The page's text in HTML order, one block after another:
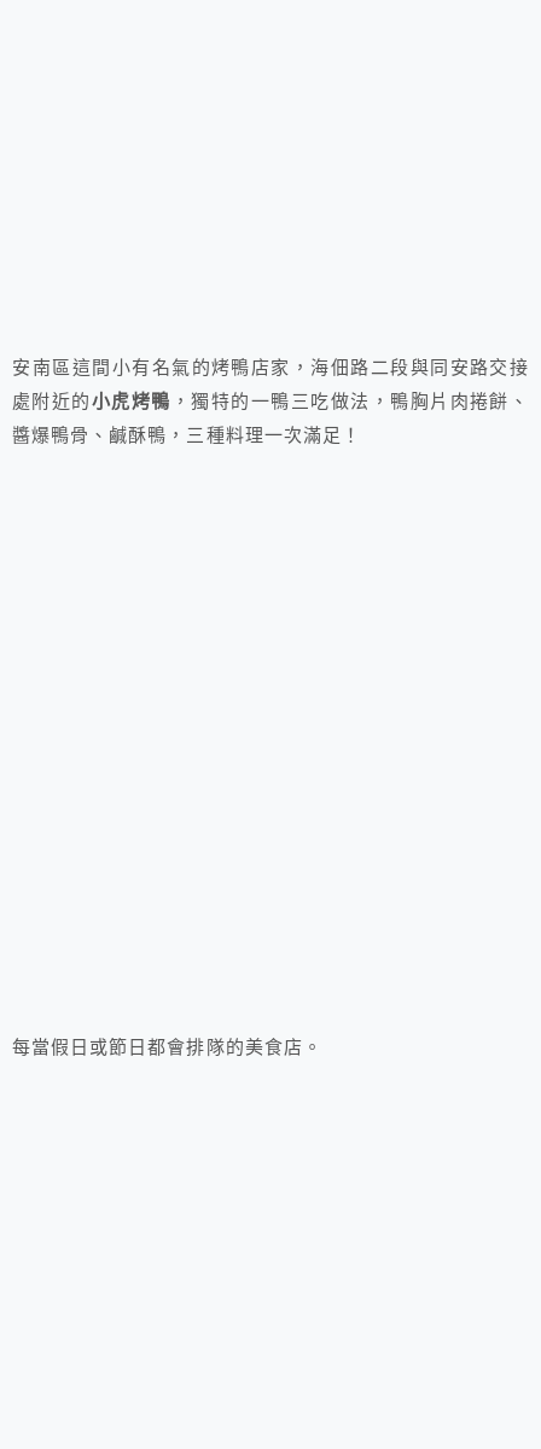
安南區這間小有名氣的烤鴨店家，海佃路二段與同安路交接
處附近的小虎烤鴨 ，獨特的一鴨三吃做法，鴨胸片肉捲餅、
醬爆鴨骨、鹹酥鴨，三種料理一次滿足！
每當假日或節日都會排隊的美食店。